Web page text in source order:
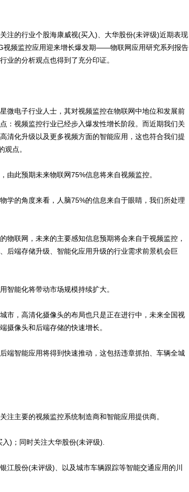
的行业个股海康威视(买入)、大华股份(未评级)近期表现
视频监控应用迎来增长爆发期——物联网应用研究系列报告
业的分析观点也得到了充分印证。
电子行业人士，其对视频监控在物联网中地位和发展前
：视频监控行业已经步入爆发性增长阶段。而近期我们关
清化升级以及更多视频方面的智能应用，这也符合我们提
观点。
此预期未来物联网75%信息将来自视频监控。
的角度来看，人脑75%的信息来自于眼睛，我们所处理
联网，未来的主要感知信息预期将会来自于视频监控，
后端存储升级、智能化应用升级的行业需求前景机会巨
能化将带动市场规模持续扩大。
，高清化摄像头的布局也只是正在进行中，未来全国视
摄像头和后端存储的快速增长。
智能应用将得到快速推动，这包括违章抓拍、车辆全城
主要的视频监控系统制造商和智能应用提供商。
)；同时关注大华股份(未评级).
股份(未评级)、以及城市车辆跟踪等智能交通应用的川